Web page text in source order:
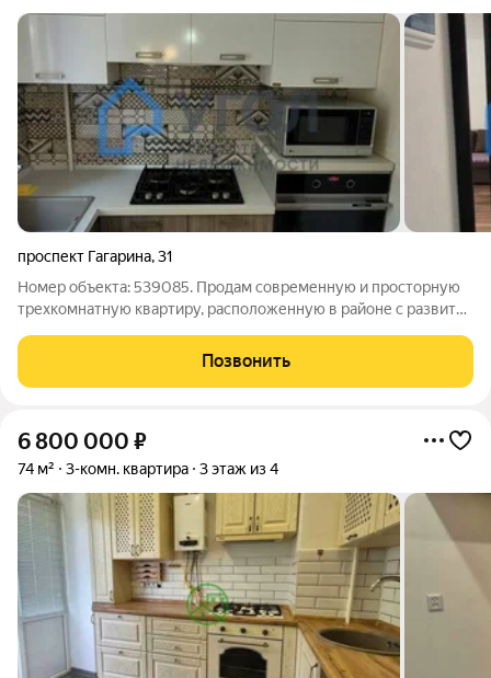
проспект Гагарина,31
Номер объекта: 539085. Продам современную и просторную
трехкомнатную квартиру, расположенную в районе с развитой
техникой (варочная панель, духовой шкаф, посудомоечная
машина) останется после
Позвонить
6 800 000 ₽
74 м² 3-комн. квартира 3 этаж из 4